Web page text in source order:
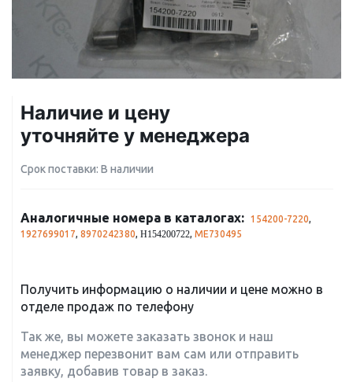
Наличие и цену
уточняйте у менеджера
Срок поставки: В наличии
Аналогичные номера в каталогах: 154200-7220,
1927699017, 8970242380, H154200722, ME730495
Получить информацию о наличии и цене можно в
отделе продаж по телефону
Так же, вы можете заказать звонок и наш
менеджер перезвонит вам сам или отправить
заявку, добавив товар в заказ.